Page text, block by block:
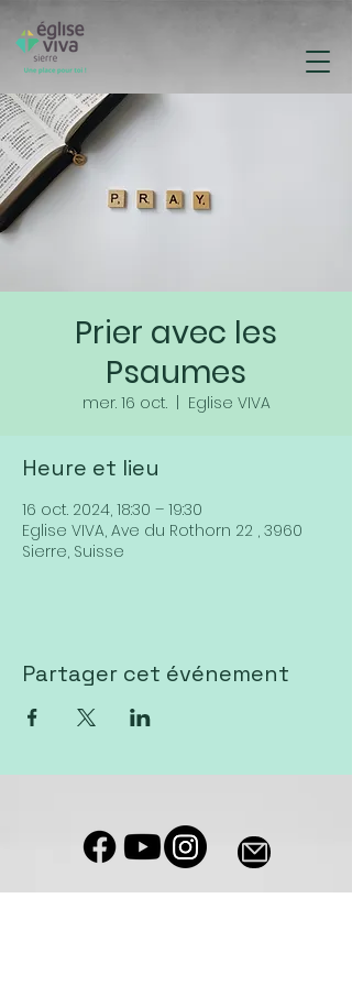
Prier avec les
Psaumes
mer. 16 oct.
  |
Eglise VIVA
Heure et lieu
16 oct. 2024, 18:30 – 19:30
Eglise VIVA, Ave du Rothorn 22 , 3960
Sierre, Suisse
Partager cet événement